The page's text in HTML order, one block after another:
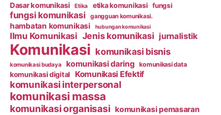
Dasar komunikasi Etika etika komunikasi fungsi
fungsi komunikasi gangguan komunikasi.
hambatan komunikasi hubungan komunikasi
Ilmu Komunikasi Jenis komunikasi jurnalistik
Komunikasi komunikasi bisnis
komunikasi budaya komunikasi daring komunikasi data
komunikasi digital Komunikasi Efektif
komunikasi interpersonal
komunikasi massa
komunikasi organisasi komunikasi pemasaran